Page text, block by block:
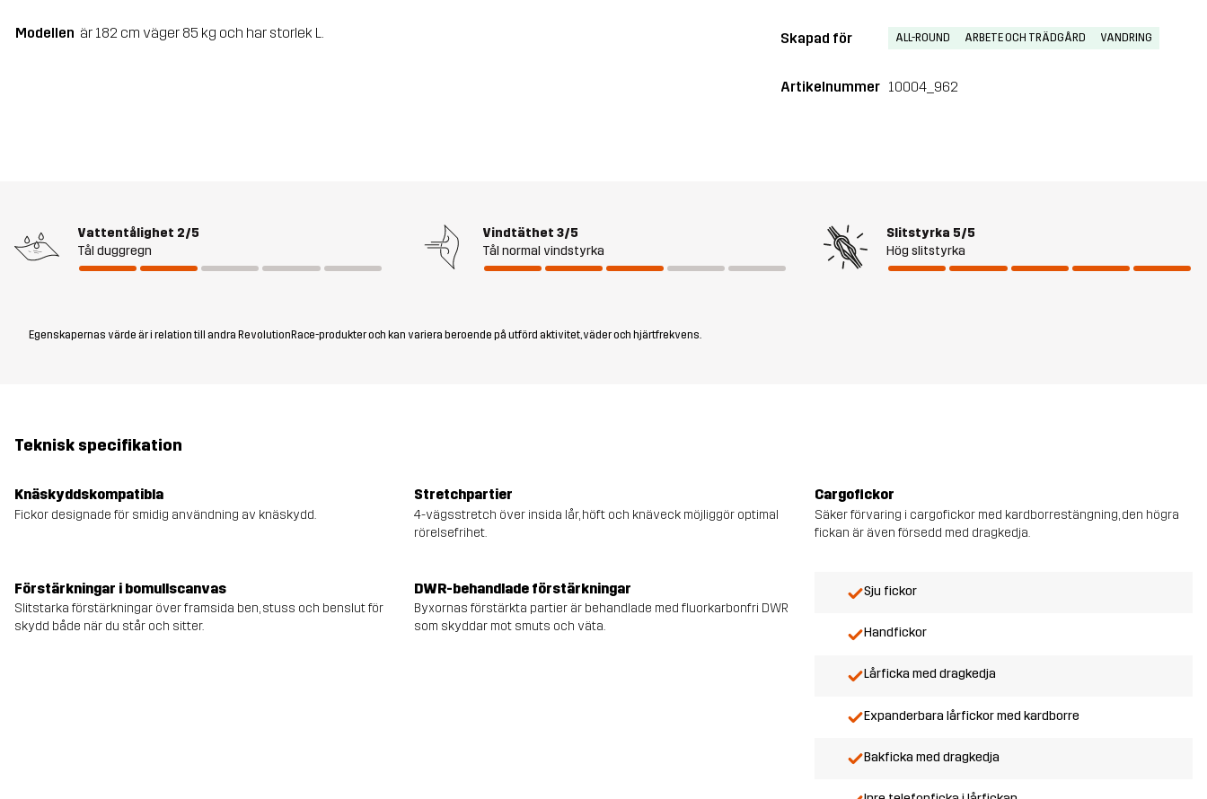
Modellen är 182 cm väger 85 kg och har storlek L. Skapad för ALL-ROUND ARBETE OCH TRÄDGÅRD VANDRING
Artikelnummer 10004_962
Vattentålighet 2/5
Tål duggregn
Vindtäthet 3/5
Tål normal vindstyrka
Slitstyrka 5/5
Hög slitstyrka
Egenskapernas värde är i relation till andra RevolutionRace-produkter och kan variera beroende på utförd aktivitet, väder och hjärtfrekvens.
Teknisk specifikation
Knäskyddskompatibla
Fickor designade för smidig användning av knäskydd.
Stretchpartier
4-vägsstretch över insida lår, höft och knäveck möjliggör optimal
rörelsefrihet.
Cargofickor
Säker förvaring i cargofickor med kardborrestängning, den högra
fickan är även försedd med dragkedja.
Förstärkningar i bomullscanvas
Slitstarka förstärkningar över framsida ben, stuss och benslut för
skydd både när du står och sitter.
DWR-behandlade förstärkningar
Byxornas förstärkta partier är behandlade med fluorkarbonfri DWR
som skyddar mot smuts och väta.
Sju fickor
Handfickor
Lårficka med dragkedja
Expanderbara lårfickor med kardborre
Bakficka med dragkedja